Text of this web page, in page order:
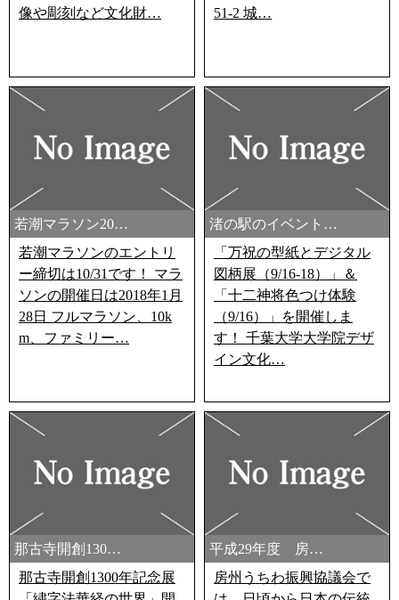
像や彫刻など文化財…
51-2 城…
若潮マラソン20…
若潮マラソンのエントリ
ー締切は10/31です！ マラ
ソンの開催日は2018年1月
28日 フルマラソン、10k
m、ファミリー…
渚の駅のイベント…
「万祝の型紙とデジタル
図柄展（9/16-18）」＆
「十二神将色つけ体験
（9/16）」を開催しま
す！ 千葉大学大学院デザ
イン文化…
那古寺開創130…
那古寺開創1300年記念展
平成29年度 房…
房州うちわ振興協議会で